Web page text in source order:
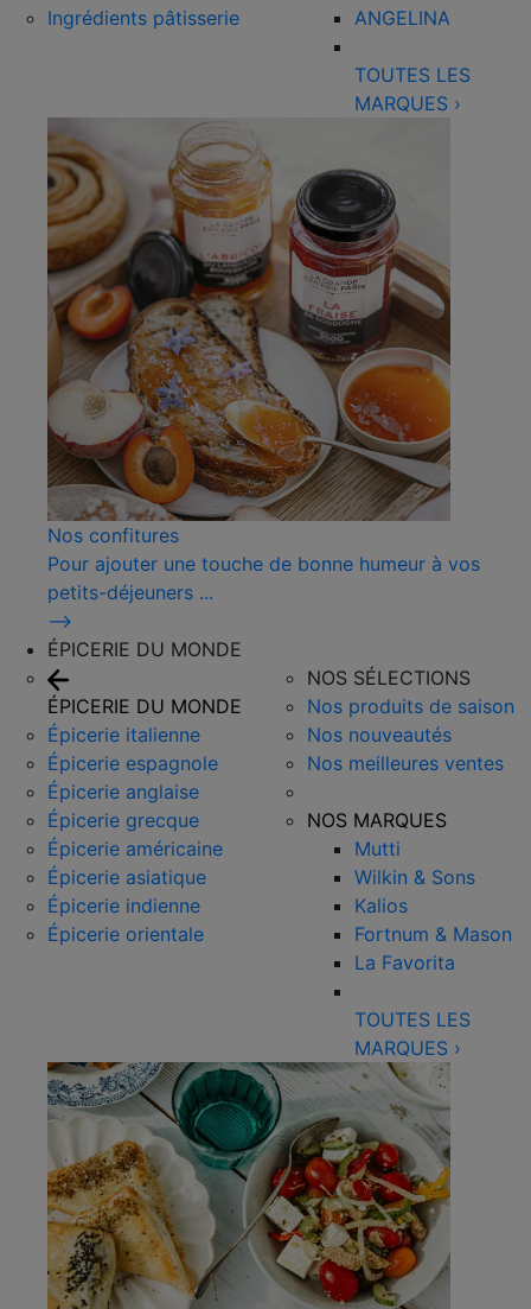
Ingrédients pâtisserie
ANGELINA
TOUTES LES
MARQUES ›
Nos confitures
Pour ajouter une touche de bonne humeur à vos
petits-déjeuners ...
⟶
ÉPICERIE DU MONDE
ÉPICERIE DU MONDE
Épicerie italienne
Épicerie espagnole
Épicerie anglaise
Épicerie grecque
Épicerie américaine
Épicerie asiatique
Épicerie indienne
Épicerie orientale
NOS SÉLECTIONS
Nos produits de saison
Nos nouveautés
Nos meilleures ventes
NOS MARQUES
Mutti
Wilkin & Sons
Kalios
Fortnum & Mason
La Favorita
TOUTES LES
MARQUES ›